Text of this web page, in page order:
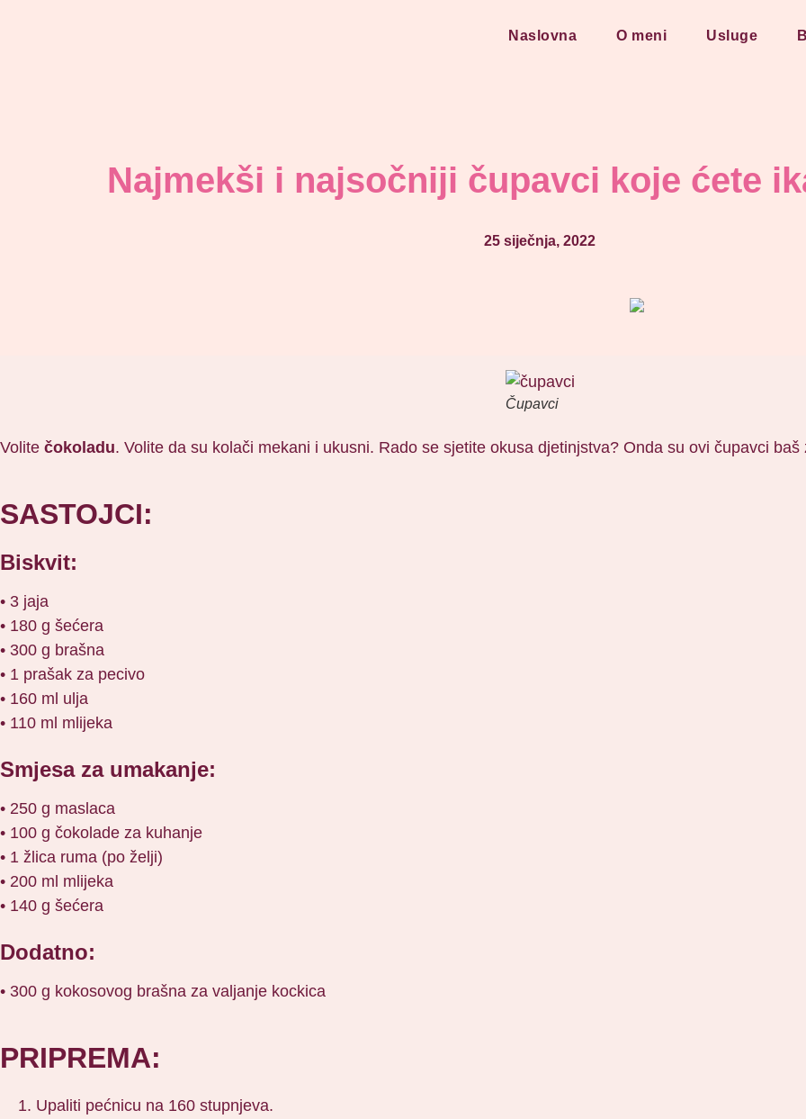
Naslovna O meni Usluge
Najmekši i najsočniji čupavci koje ćete
25 siječnja, 2022
Čupavci
Volite čokoladu. Volite da su kolači mekani i ukusni. Rado se sjetite okusa djetinjstva? Onda su ovi čupavci baš
SASTOJCI:
Biskvit:
• 3 jaja
• 180 g šećera
• 300 g brašna
• 1 prašak za pecivo
• 160 ml ulja
• 110 ml mlijeka
Smjesa za umakanje:
• 250 g maslaca
• 100 g čokolade za kuhanje
• 1 žlica ruma (po želji)
• 200 ml mlijeka
• 140 g šećera
Dodatno:
• 300 g kokosovog brašna za valjanje kockica
PRIPREMA:
Upaliti pećnicu na 160 stupnjeva.